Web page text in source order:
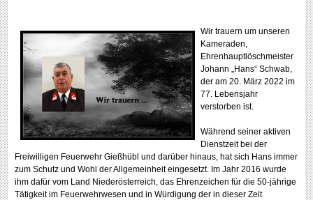
Wir trauern um unseren
Kameraden,
Ehrenhauptlöschmeister
Johann „Hans“ Schwab,
der am 20. März 2022 im
77. Lebensjahr
verstorben ist.
Während seiner aktiven
Dienstzeit bei der
Freiwilligen Feuerwehr Gießhübl und darüber hinaus, hat sich Hans immer
zum Schutz und Wohl der Allgemeinheit eingesetzt. Im Jahr 2016 wurde
ihm dafür vom Land Niederösterreich, das Ehrenzeichen für die 50-jährige
Tätigkeit im Feuerwehrwesen und in Würdigung der in dieser Zeit